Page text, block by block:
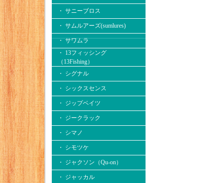
・ サニーブロス
・ サムルアーズ(sumlures)
・ サワムラ
・ 13フィッシング
（13Fishing）
・ シグナル
・ シックスセンス
・ ジップベイツ
・ ジークラック
・ シマノ
・ シモツケ
・ ジャクソン（Qu-on）
・ ジャッカル